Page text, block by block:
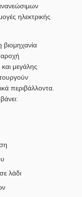
ηλεκτρικής
μεγάλης
περιβάλλοντα.
λάδι